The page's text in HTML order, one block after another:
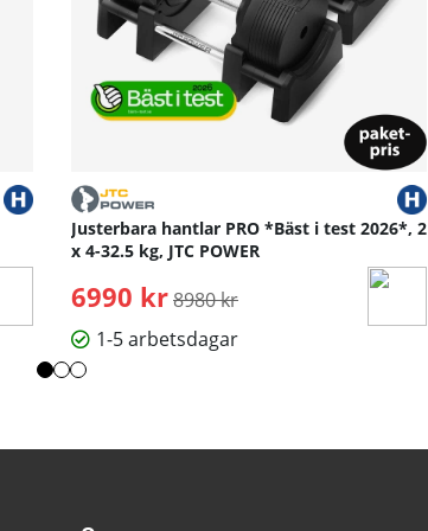
Justerbara hantlar PRO *Bäst i test 2026*, 2
x 4-32.5 kg, JTC POWER
6990 kr Ordinarie pris:
8980 kr
1-5 arbetsdagar